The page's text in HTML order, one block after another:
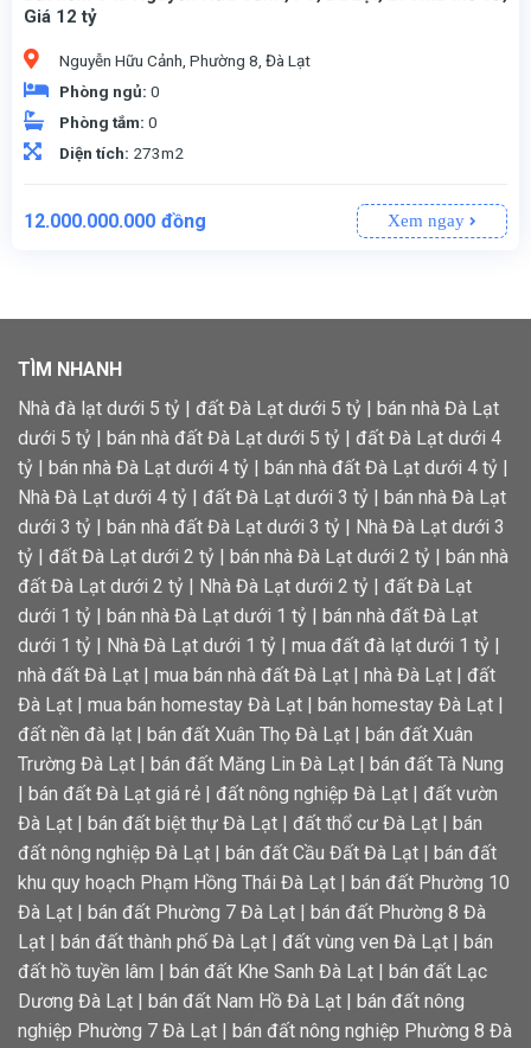
Giá 12 tỷ
Nguyễn Hữu Cảnh, Phường 8, Đà Lạt
Phòng ngủ: 0
Phòng tắm: 0
Diện tích: 273m2
12.000.000.000 đồng Xem ngay
TÌM NHANH
Nhà đà lạt dưới 5 tỷ | đất Đà Lạt dưới 5 tỷ | bán nhà Đà Lạt
dưới 5 tỷ | bán nhà đất Đà Lạt dưới 5 tỷ | đất Đà Lạt dưới 4
tỷ | bán nhà Đà Lạt dưới 4 tỷ | bán nhà đất Đà Lạt dưới 4 tỷ |
Nhà Đà Lạt dưới 4 tỷ | đất Đà Lạt dưới 3 tỷ | bán nhà Đà Lạt
dưới 3 tỷ | bán nhà đất Đà Lạt dưới 3 tỷ | Nhà Đà Lạt dưới 3
tỷ | đất Đà Lạt dưới 2 tỷ | bán nhà Đà Lạt dưới 2 tỷ | bán nhà
đất Đà Lạt dưới 2 tỷ | Nhà Đà Lạt dưới 2 tỷ | đất Đà Lạt
dưới 1 tỷ | bán nhà Đà Lạt dưới 1 tỷ | bán nhà đất Đà Lạt
dưới 1 tỷ | Nhà Đà Lạt dưới 1 tỷ | mua đất đà lạt dưới 1 tỷ |
nhà đất Đà Lạt | mua bán nhà đất Đà Lạt | nhà Đà Lạt | đất
Đà Lạt | mua bán homestay Đà Lạt | bán homestay Đà Lạt |
đất nền đà lạt | bán đất Xuân Thọ Đà Lạt | bán đất Xuân
Trường Đà Lạt | bán đất Măng Lin Đà Lạt | bán đất Tà Nung
| bán đất Đà Lạt giá rẻ | đất nông nghiệp Đà Lạt | đất vườn
Đà Lạt | bán đất biệt thự Đà Lạt | đất thổ cư Đà Lạt | bán
đất nông nghiệp Đà Lạt | bán đất Cầu Đất Đà Lạt | bán đất
khu quy hoạch Phạm Hồng Thái Đà Lạt | bán đất Phường 10
Đà Lạt | bán đất Phường 7 Đà Lạt | bán đất Phường 8 Đà
Lạt | bán đất thành phố Đà Lạt | đất vùng ven Đà Lạt | bán
đất hồ tuyền lâm | bán đất Khe Sanh Đà Lạt | bán đất Lạc
Dương Đà Lạt | bán đất Nam Hồ Đà Lạt | bán đất nông
nghiệp Phường 7 Đà Lạt | bán đất nông nghiệp Phường 8 Đà